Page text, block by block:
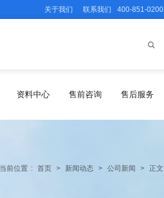
关于我们 联系我们 400-851-0200
资料中心 售前咨询 售后服务
当前位置 : 首页 > 新闻动态 > 公司新闻 > 正文